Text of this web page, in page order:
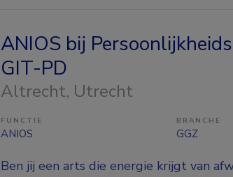
ANIOS bij
GIT-PD
Altrecht, Utrecht
FUNCTIE
ANIOS
BRANCHE
GGZ
Ben jij een arts die energie krijgt van